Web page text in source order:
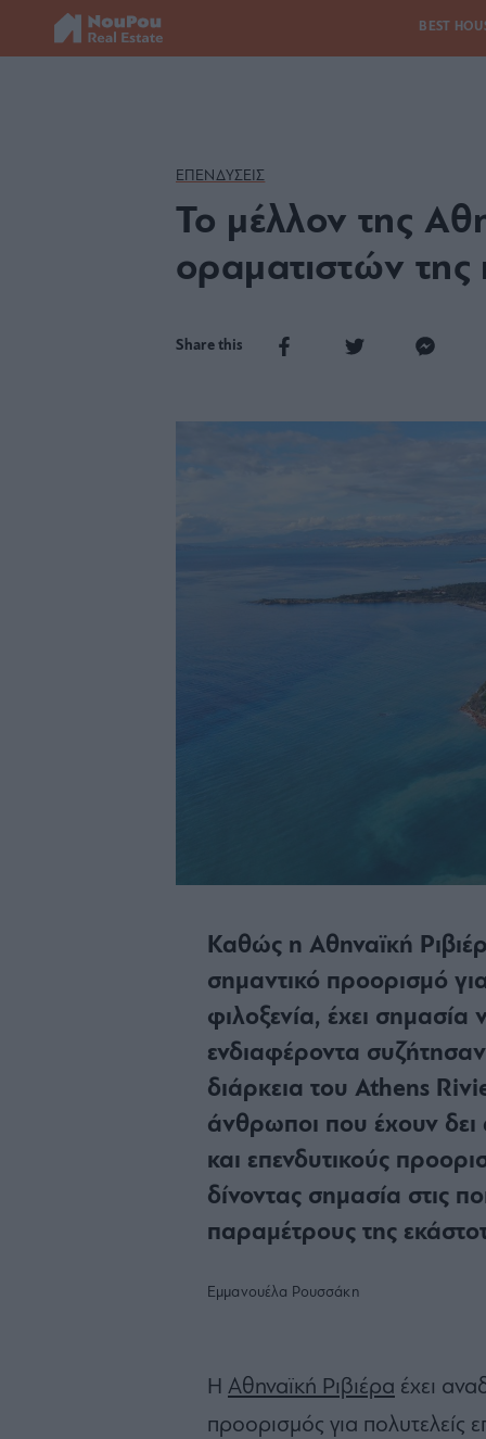
BEST
ΕΠΕΝΔΥΣΕΙΣ
Το μέλλον της
οραματιστών της
Share this
Καθώς η Αθηναϊκή
σημαντικό προορισμό
φιλοξενία, έχει
ενδιαφέροντα
διάρκεια του Athens
άνθρωποι που έχουν δει
και επενδυτικούς
δίνοντας σημασία στις
παραμέτρους της
Εμμανουέλα Ρουσσάκη
Η Αθηναϊκή Ριβιέρα έχει
προορισμός για πολυτελείς